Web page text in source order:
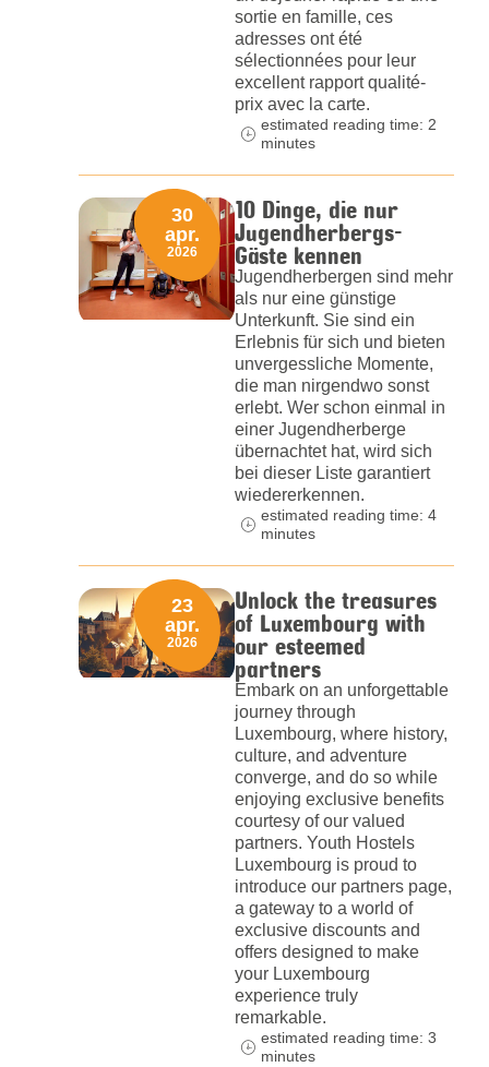
sortie en famille, ces
adresses ont été
sélectionnées pour leur
excellent rapport qualité-
prix avec la carte.
estimated reading time: 2
minutes
10 Dinge, die nur
Jugendherbergs-
Gäste kennen
Jugendherbergen sind mehr
als nur eine günstige
Unterkunft. Sie sind ein
Erlebnis für sich und bieten
unvergessliche Momente,
die man nirgendwo sonst
erlebt. Wer schon einmal in
einer Jugendherberge
übernachtet hat, wird sich
bei dieser Liste garantiert
wiedererkennen.
30
apr.
2026
estimated reading time: 4
minutes
Unlock the treasures
of Luxembourg with
our esteemed
partners
Embark on an unforgettable
journey through
Luxembourg, where history,
culture, and adventure
converge, and do so while
enjoying exclusive benefits
courtesy of our valued
partners. Youth Hostels
Luxembourg is proud to
introduce our partners page,
a gateway to a world of
exclusive discounts and
offers designed to make
your Luxembourg
experience truly
remarkable.
23
apr.
2026
estimated reading time: 3
minutes